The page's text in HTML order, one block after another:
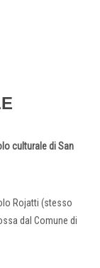
culturale di San
Rojatti (stesso
dal Comune di